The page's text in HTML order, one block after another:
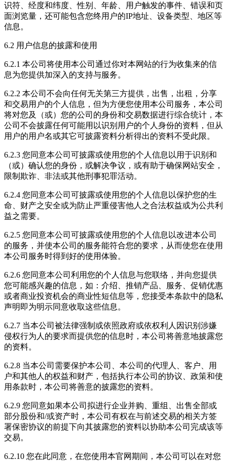
识符、经度和纬度、性别、年龄、用户触发的事件、错误和页
面浏览量，还可能包含您终用户的IP地址、设备类型、地区等
信息。
6.2 用户信息的披露和使用
6.2.1 本公司将使用本公司通过你对本网站的行为收集来的信
息为您提供加深入的支持与服务。
6.2.2 本公司不会向任何无关第三方提供，出售，出租，分享
和交易用户的个人信息，但为方便您使用本公司服务，本公司
将对您及（或）您的公司的身份和交易数据进行综合统计，本
公司不会披露任何可能用以识别用户的个人身份的资料，但从
用户的用户名或其它可披露资料分析得出的资料不受此限。
6.2.3 您同意本公司可披露或使用您的个人信息以用于识别和
（或）确认您的身份，或解决争议，或有助于确保网站安全，
限制欺诈、非法或其他刑事犯罪活动。
6.2.4 您同意本公司可披露或使用您的个人信息以保护您的生
命、财产之安全或为防止严重侵害他人之合法权益或为公共利
益之需要。
6.2.5 您同意本公司可披露或使用您的个人信息以改进本公司
的服务，并使本公司的服务能符合您的要求，从而使您在使用
本公司服务时得到好的使用体验。
6.2.6 您同意本公司利用您的个人信息与您联络，并向您提供
您可能感兴趣的信息，如：介绍、推销产品、服务、促销优惠
或者商业投资机会的商业性短信息等，您接受本条款中的隐私
声明即为明示同意收取这些信息。
6.2.7 当本公司被法律强制或依照政府或依权利人因识别涉嫌
侵权行为人的要求而提供您的信息时，本公司将善意地披露您
的资料。
6.2.8 当本公司需要保护本公司、本公司的代理人、客户、用
户和其他人的权益和财产，包括执行本公司的协议、政策和使
用条款时，本公司将善意的披露您的资料。
6.2.9 您同意如果本公司拟进行企业并购、重组、出售全部或
部分股份和/或资产时，本公司有权在与前述交易的相关方签
署保密协议的前提下向其披露您的资料以协助本公司完成该等
交易。
6.2.10 您在此同意，在您使用本官网期间，本公司可以在对您